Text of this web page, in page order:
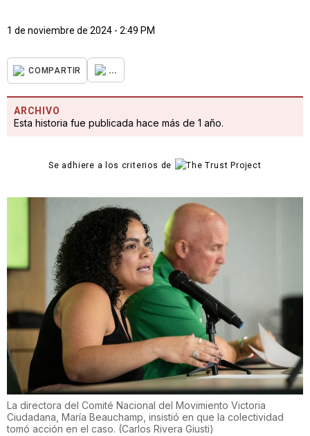
1 de noviembre de 2024 - 2:49 PM
COMPARTIR ...
ARCHIVO
Esta historia fue publicada hace más de 1 año.
Se adhiere a los criterios de
La directora del Comité Nacional del Movimiento Victoria
Ciudadana, María Beauchamp, insistió en que la colectividad
tomó acción en el caso. (Carlos Rivera Giusti)